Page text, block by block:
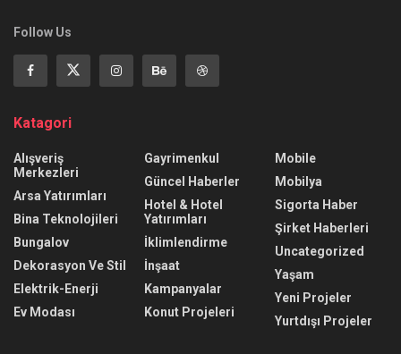
Follow Us
Katagori
Alışveriş
Merkezleri
Arsa Yatırımları
Bina Teknolojileri
Bungalov
Dekorasyon Ve Stil
Elektrik-Enerji
Ev Modası
Gayrimenkul
Güncel Haberler
Hotel & Hotel
Yatırımları
İklimlendirme
İnşaat
Kampanyalar
Konut Projeleri
Mobile
Mobilya
Sigorta Haber
Şirket Haberleri
Uncategorized
Yaşam
Yeni Projeler
Yurtdışı Projeler